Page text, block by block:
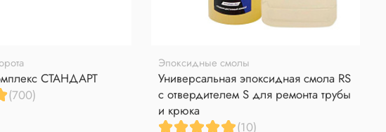
СТАНДАРТ
(700)
Эпоксидные смолы
Универсальная эпоксидная смола RS
с отвердителем S для ремонта трубы
и крюка
(10)